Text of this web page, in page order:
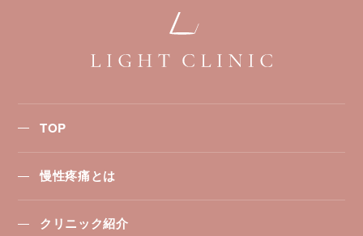
TOP
慢性疼痛とは
クリニック紹介